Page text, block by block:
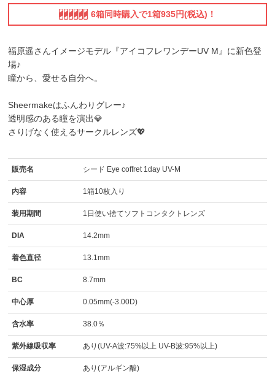
6箱同時購入で1箱935円(税込)！
福原遥さんイメージモデル『アイコフレワンデーUV M』に新色登
場♪
瞳から、愛せる自分へ。
Sheermakeはふんわりグレー♪
透明感のある瞳を演出💎
さりげなく使えるサークルレンズ💖
販売名 シード Eye coffret 1day UV-M
内容 1箱10枚入り
装用期間 1日使い捨てソフトコンタクトレンズ
DIA 14.2mm
着色直径 13.1mm
BC 8.7mm
中心厚 0.05mm(-3.00D)
含水率 38.0％
紫外線吸収率 あり(UV-A波:75%以上 UV-B波:95%以上)
保湿成分 あり(アルギン酸)